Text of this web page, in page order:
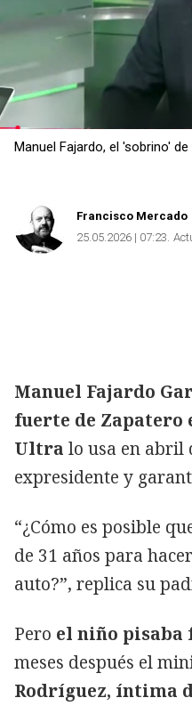
Manuel Fajardo, el 'sobrino'
Francisco Mercado
25.05.2026 | 07:23
Manuel Fajardo
fuerte de Zapatero
Ultra lo usa en abril
expresidente y
“¿Cómo es posible
de 31 años para
auto?”, replica su
Pero el niño pisaba
meses después el
Rodríguez, íntima